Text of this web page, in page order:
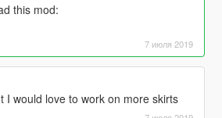
this mod:
7 июля 2019
I would love to work on more skirts